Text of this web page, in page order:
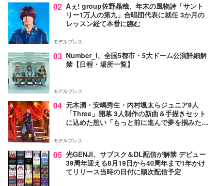
02 Aぇ! group佐野晶哉、年末の風物詩「サント
リー1万人の第九」合唱団代表に就任 3か月の
レッスン経て本番に臨む
モデルプレス
03 Number_i、全国5都市・5大ドーム公演詳細解
禁【日程・場所一覧】
モデルプレス
04 元木湧・安嶋秀生・内村颯太らジュニア9人
「Three」開幕 3人制作の新曲＆手描きセット
に込めた想い「もっと前に進んで夢を掴みた
モデルプレス
05 光GENJI、サブスク＆DL配信が解禁 デビュー
39周年迎える8月19日から40周年まで1年かけ
てリリース当時の日付に順次配信予定